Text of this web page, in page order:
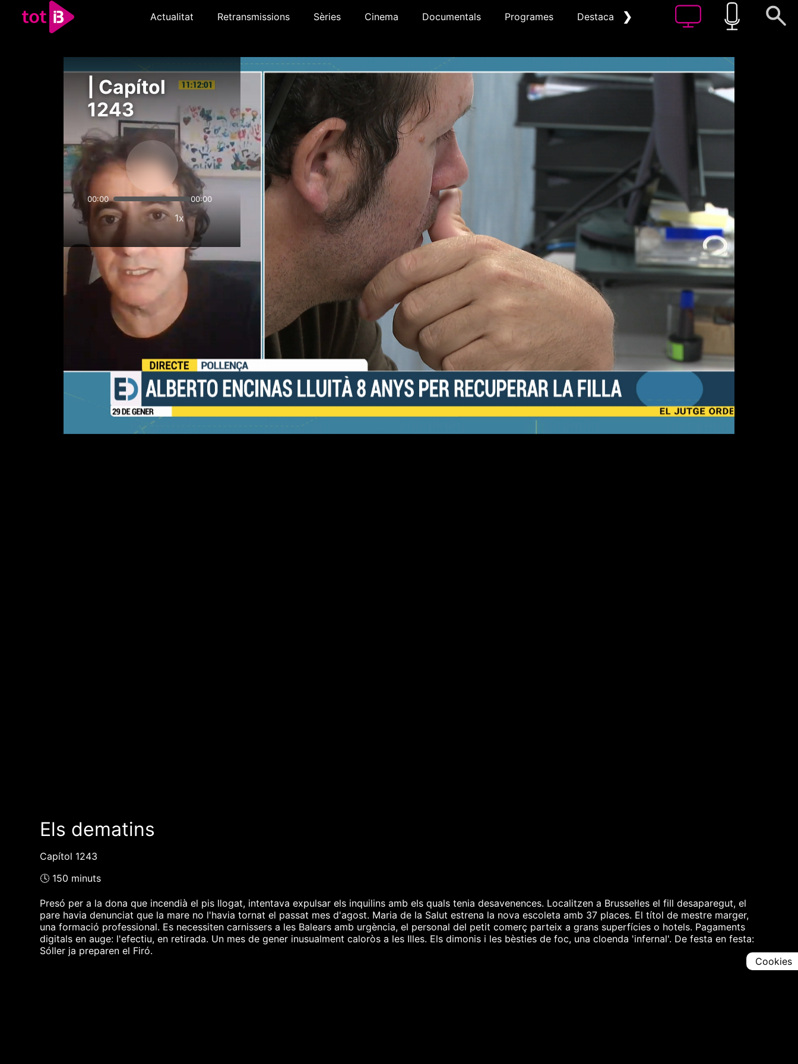
Actualitat Retransmissions Sèries Cinema Documentals Programes Destacat ❯
| Capítol
1243
00:00 00:00
1x
Els dematins
Capítol 1243
🕓 150 minuts
Presó per a la dona que incendià el pis llogat, intentava expulsar els inquilins amb els quals tenia desavenences. Localitzen a Brussel·les el fill desaparegut, el
pare havia denunciat que la mare no l'havia tornat el passat mes d'agost. Maria de la Salut estrena la nova escoleta amb 37 places. El títol de mestre marger,
una formació professional. Es necessiten carnissers a les Balears amb urgència, el personal del petit comerç parteix a grans superfícies o hotels. Pagaments
digitals en auge: l'efectiu, en retirada. Un mes de gener inusualment caloròs a les Illes. Els dimonis i les bèsties de foc, una cloenda 'infernal'. De festa en festa:
Sóller ja preparen el Firó.
Cookies